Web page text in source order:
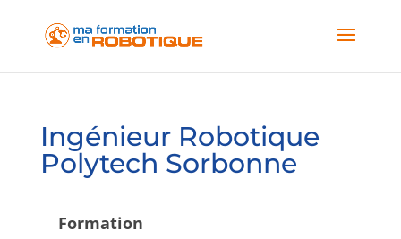
Ingénieur Robotique
Polytech Sorbonne
Formation